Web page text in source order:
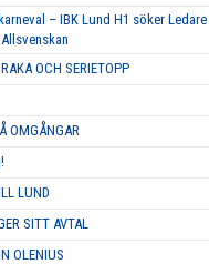
– IBK Lund H1 söker
OCH SERIETOPP
OMGÅNGAR
LUND
SITT AVTAL
OLENIUS